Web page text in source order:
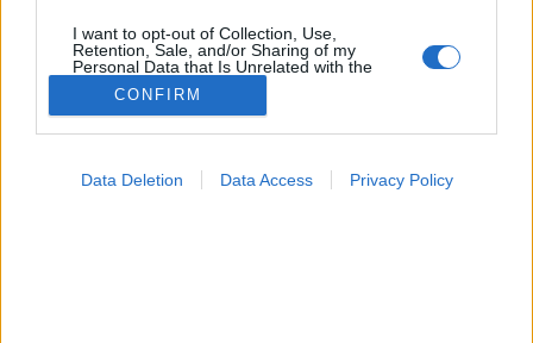
I want to opt-out of Collection, Use,
Retention, Sale, and/or Sharing of my
Personal Data that Is Unrelated with the
Purposes for which it was collected.
Opted Out
CONFIRM
Data Deletion Data Access Privacy Policy